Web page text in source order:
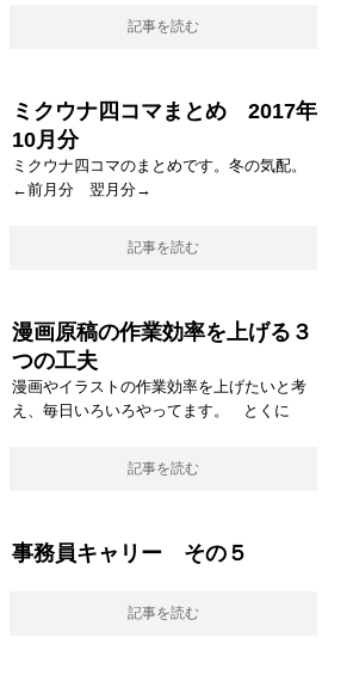
記事を読む
ミクウナ四コマまとめ 2017年
10月分
ミクウナ四コマのまとめです。冬の気配。
←前月分 翌月分→
記事を読む
漫画原稿の作業効率を上げる３
つの工夫
漫画やイラストの作業効率を上げたいと考
え、毎日いろいろやってます。 とくに
記事を読む
事務員キャリー その５
記事を読む